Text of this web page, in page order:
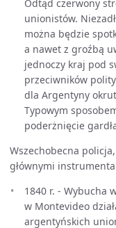
Odtąd czerwony
unionistów.
można będzie
a nawet z groźbą
jednoczy kraj pod
przeciwników
dla Argentyny
Typowym
poderżnięcie
Wszechobecna
głównymi
1840 r. - Wybucha
w Montevideo
argentyńskich